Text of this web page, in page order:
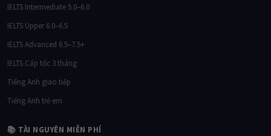
IELTS Intermediate 5.0–6.0
IELTS Upper 6.0–6.5
IELTS Advanced 6.5–7.5+
IELTS Cấp tốc 3 tháng
Tiếng Anh giao tiếp
Tiếng Anh trẻ em
📚 TÀI NGUYÊN MIỄN PHÍ